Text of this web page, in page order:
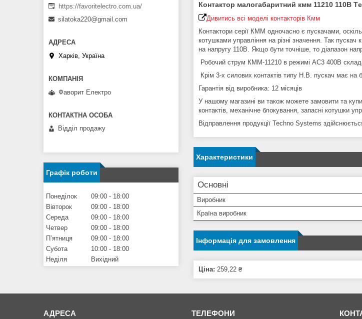
Контактор малогабаритний кмм 11210 110В
Дивитись всі моделі контакторів Кмм
Контактори серії КММ одночасно є пускачами,
котушками управління на різні значення. Так
на напругу 110В. Якщо бути точніше, то діапазон
Робочий струм КММ-11210 в режимі АС3 400В
Крім 3-х силових контактів типу Н.В. пускач має
Гарантія від виробника: 12 місяців
У нашому магазині ви також можете замовити та
контактів, механічне блокування, запасні котушки
Відправлення продукції Techno Systems
Характеристики
Основні
Виробник
Країна виробник
Інформація для замовлення
Ціна: 259,22 ₴
https://favoritelectro.com.ua/
silatoka220@gmail.com
Харків, Україна
Фаворит Електро
Відділ продажу
Графік роботи
Понеділок 09:00
18:00
Вівторок
09:00
18:00
Середа
09:00
18:00
Четвер
09:00
18:00
Пʼятниця
09:00
18:00
Субота
10:00
18:00
Неділя
Вихідний